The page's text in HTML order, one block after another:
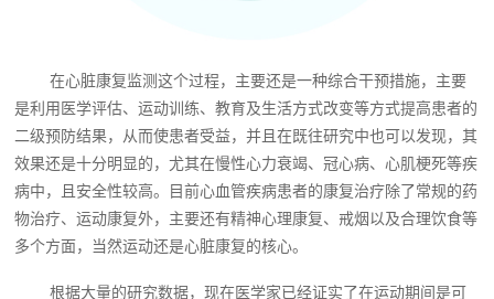
在心脏康复监测这个过程，主要还是一种综合干预措施，主要
是利用医学评估、运动训练、教育及生活方式改变等方式提高患者的
二级预防结果，从而使患者受益，并且在既往研究中也可以发现，其
效果还是十分明显的，尤其在慢性心力衰竭、冠心病、心肌梗死等疾
病中，且安全性较高。目前心血管疾病患者的康复治疗除了常规的药
物治疗、运动康复外，主要还有精神心理康复、戒烟以及合理饮食等
多个方面，当然运动还是心脏康复的核心。
根据大量的研究数据，现在医学家已经证实了在运动期间是可